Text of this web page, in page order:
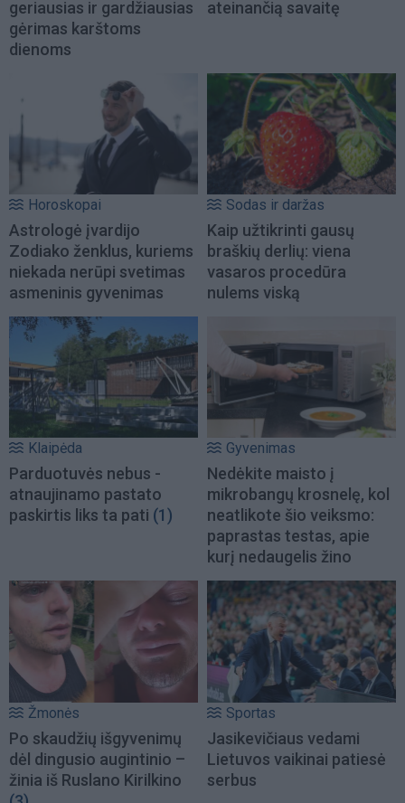
geriausias ir gardžiausias
gėrimas karštoms
dienoms
ateinančią savaitę
Horoskopai
Astrologė įvardijo
Zodiako ženklus, kuriems
niekada nerūpi svetimas
asmeninis gyvenimas
Sodas ir daržas
Kaip užtikrinti gausų
braškių derlių: viena
vasaros procedūra
nulems viską
Klaipėda
Parduotuvės nebus -
atnaujinamo pastato
paskirtis liks ta pati (1)
Gyvenimas
Nedėkite maisto į
mikrobangų krosnelę, kol
neatlikote šio veiksmo:
paprastas testas, apie
kurį nedaugelis žino
Žmonės
Po skaudžių išgyvenimų
dėl dingusio augintinio –
žinia iš Ruslano Kirilkino
Sportas
Jasikevičiaus vedami
Lietuvos vaikinai patiesė
serbus